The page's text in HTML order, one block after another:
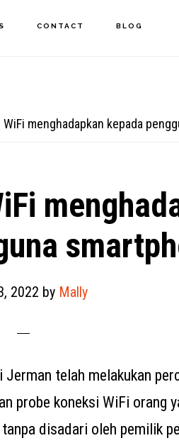
CONTACT BLOG
menghadapkan kepada
2022 by Mally
telah melakukan
probe koneksi WiFi orang
disadari oleh pemilik